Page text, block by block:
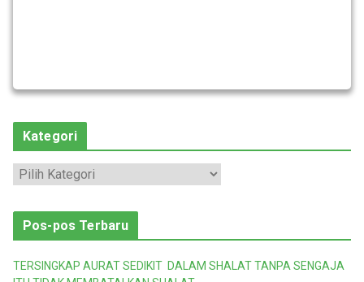
Kategori
t
o
Pos-pos Terbaru
TERSINGKAP AURAT SEDIKIT DALAM SHALAT TANPA SENGAJA